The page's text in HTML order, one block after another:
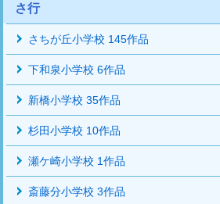
さ行
さちが丘小学校 145作品
下和泉小学校 6作品
新橋小学校 35作品
杉田小学校 10作品
瀬ケ崎小学校 1作品
斎藤分小学校 3作品